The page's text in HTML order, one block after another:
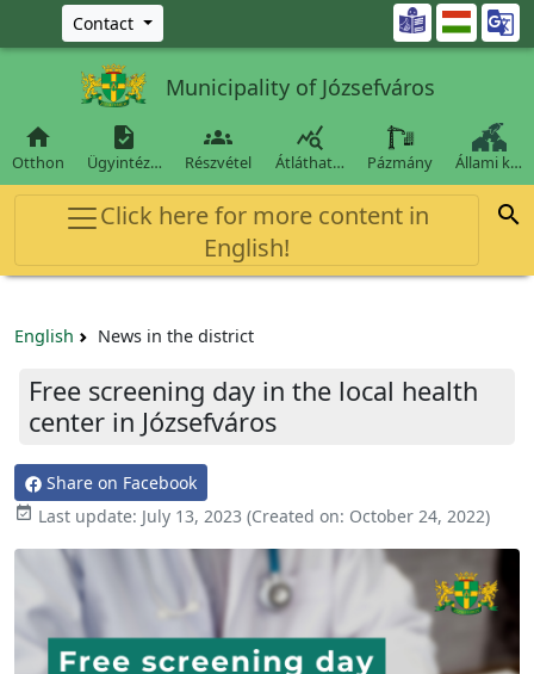
Ugrás a fő tartalomra
Contact 
Municipality of Józsefváros

Otthon

Ügyintéz…

Részvétel

Átláthat… Pázmány Állami k…
Click here for more content in
English!

English News in the district
Free screening day in the local health
center in Józsefváros
Share on Facebook
 Last update: July 13, 2023 (Created on: October 24, 2022)